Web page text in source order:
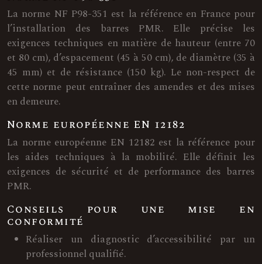
La norme NF P98-351 est la référence en France pour
l’installation des barres PMR. Elle précise les
exigences techniques en matière de hauteur (entre 70
et 80 cm), d’espacement (45 à 50 cm), de diamètre (35 à
45 mm) et de résistance (150 kg). Le non-respect de
cette norme peut entraîner des amendes et des mises
en demeure.
Norme européenne EN 12182
La norme européenne EN 12182 est la référence pour
les aides techniques à la mobilité. Elle définit les
exigences de sécurité et de performance des barres
PMR.
Conseils pour une mise en
conformité
Réaliser un diagnostic d’accessibilité par un
professionnel qualifié.